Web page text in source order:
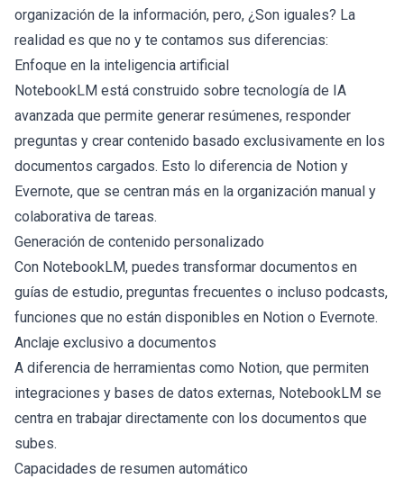
organización de la información, pero, ¿Son iguales? La
realidad es que no y te contamos sus diferencias:
Enfoque en la inteligencia artificial
NotebookLM está construido sobre tecnología de IA
avanzada que permite generar resúmenes, responder
preguntas y crear contenido basado exclusivamente en los
documentos cargados. Esto lo diferencia de Notion y
Evernote, que se centran más en la organización manual y
colaborativa de tareas.
Generación de contenido personalizado
Con NotebookLM, puedes transformar documentos en
guías de estudio, preguntas frecuentes o incluso podcasts,
funciones que no están disponibles en Notion o Evernote.
Anclaje exclusivo a documentos
A diferencia de herramientas como Notion, que permiten
integraciones y bases de datos externas, NotebookLM se
centra en trabajar directamente con los documentos que
subes.
Capacidades de resumen automático